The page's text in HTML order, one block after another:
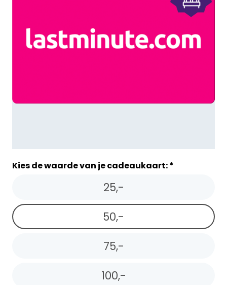
Kies de waarde van je cadeaukaart: *
25,-
50,-
75,-
100,-